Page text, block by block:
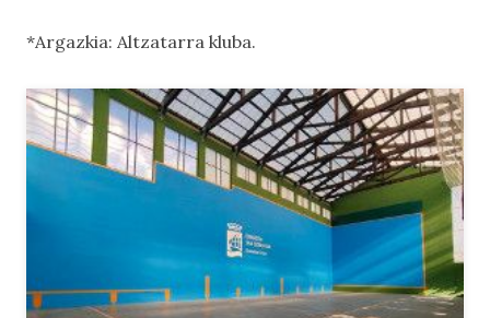
*Argazkia: Altzatarra kluba.